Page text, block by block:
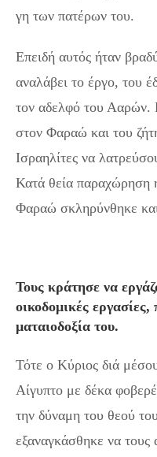
γη των πατέρων του.
Επειδή αυτός ήταν
αναλάβει το έργο, του
τον αδελφό του Ααρών.
στον Φαραώ και του
Ισραηλίτες να
Κατά θεία παραχώρηση
Φαραώ σκληρύνθηκε
Τους κράτησε να
οικοδομικές εργασίες,
ματαιοδοξία του.
Τότε ο Κύριος διά
Αίγυπτο με δέκα
την δύναμη του θεού
εξαναγκάσθηκε να